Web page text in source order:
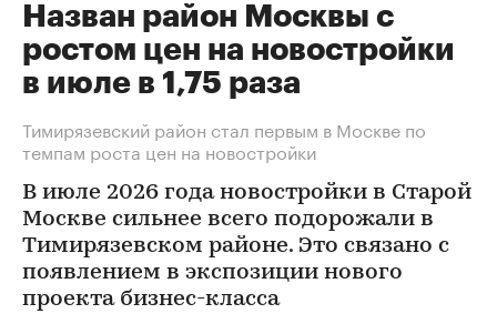
Назван район Москвы с
ростом цен на новостройки
в июле в 1,75 раза
Тимирязевский район стал первым в Москве по
темпам роста цен на новостройки
В июле 2026 года новостройки в Старой
Москве сильнее всего подорожали в
Тимирязевском районе. Это связано с
появлением в экспозиции нового
проекта бизнес-класса